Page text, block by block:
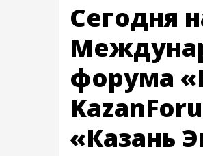
Сегодня
форума
«Казань